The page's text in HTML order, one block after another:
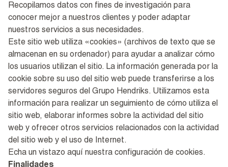
Recopilamos datos con fines de investigación para
conocer mejor a nuestros clientes y poder adaptar
nuestros servicios a sus necesidades.
Este sitio web utiliza «cookies» (archivos de texto que se
almacenan en su ordenador) para ayudar a analizar cómo
los usuarios utilizan el sitio. La información generada por la
cookie sobre su uso del sitio web puede transferirse a los
servidores seguros del Grupo Hendriks. Utilizamos esta
información para realizar un seguimiento de cómo utiliza el
sitio web, elaborar informes sobre la actividad del sitio
web y ofrecer otros servicios relacionados con la actividad
del sitio web y el uso de Internet.
Echa un vistazo aquí nuestra configuración de cookies.